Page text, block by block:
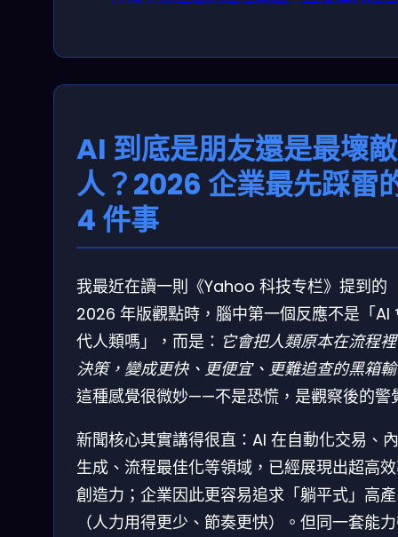
AI 到底是朋友還是最壞敵
人？2026 企業最先踩雷
4 件事
我最近在讀一則《Yahoo 科技专栏》提到的
2026 年版觀點時，腦中第一個反應不是「AI
代人類嗎」，而是： 它會把人類原本在流程
決策，變成更快、更便宜、更難追查的黑箱
這種感覺很微妙——不是恐慌，是觀察後的警
新聞核心其實講得很直：AI 在自動化交易、
生成、流程最佳化等領域，已經展現出超高
創造力；企業因此更容易追求「躺平式」高
（人力用得更少、節奏更快）。但同一套能